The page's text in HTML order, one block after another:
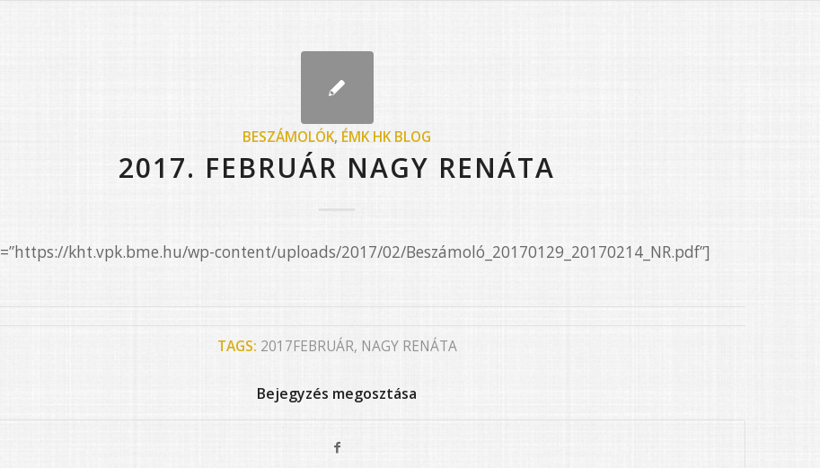
BESZÁMOLÓK, ÉMK HK BLOG
2017. FEBRUÁR NAGY RENÁTA
kht.vpk.bme.hu/wp-content/uploads/2017/02/Beszámoló_20170129_20170214_NR.pdf”]
TAGS: 2017FEBRUÁR, NAGY RENÁTA
Bejegyzés megosztása